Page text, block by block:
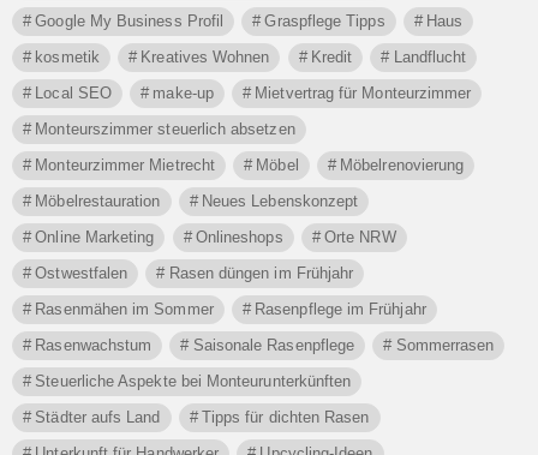
Google My Business Profil
Graspflege Tipps
Haus
kosmetik
Kreatives Wohnen Kredit
Landflucht
Local SEO
make-up
Mietvertrag für Monteurzimmer
Monteurszimmer steuerlich absetzen
Monteurzimmer Mietrecht
Möbel
Möbelrenovierung
Möbelrestauration
Neues Lebenskonzept
Online Marketing
Onlineshops
Orte NRW
Ostwestfalen
Rasen düngen im Frühjahr
Rasenmähen im Sommer
Rasenpflege im Frühjahr
Rasenwachstum
Saisonale Rasenpflege
Sommerrasen
Steuerliche Aspekte bei Monteurunterkünften
Städter aufs Land
Tipps für dichten Rasen